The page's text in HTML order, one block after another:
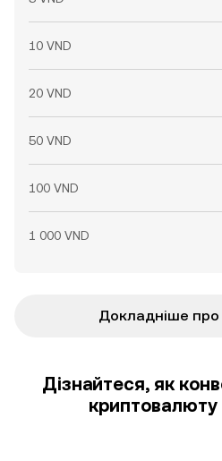
10 VND
20 VND
50 VND
100 VND
1 000 VND
Докладніше про
Дізнайтеся, як
криптовалюту